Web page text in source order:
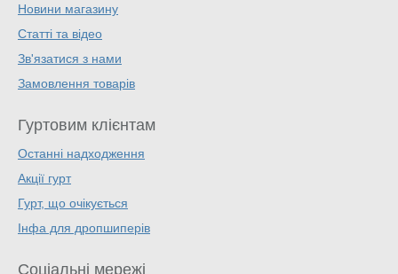
Новини магазину
Статті та відео
Зв'язатися з нами
Замовлення товарів
Гуртовим клієнтам
Останні надходження
Акції гурт
Гурт, що очікується
Інфа для дропшиперів
Соціальні мережі